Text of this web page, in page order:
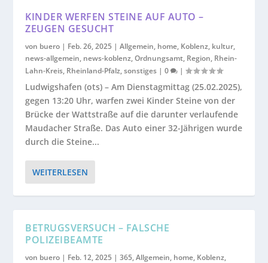
KINDER WERFEN STEINE AUF AUTO –
ZEUGEN GESUCHT
von buero | Feb. 26, 2025 |Allgemein, home, Koblenz, kultur,
news-allgemein, news-koblenz,Ordnungsamt, Region, Rhein-
Lahn-Kreis, Rheinland-Pfalz,sonstiges |0 |
Ludwigshafen (ots) – Am Dienstagmittag (25.02.2025),
gegen 13:20 Uhr, warfen zwei Kinder Steine von der
Brücke der Wattstraße auf die darunter verlaufende
Maudacher Straße. Das Auto einer 32-Jährigen wurde
durch die Steine...
WEITERLESEN
BETRUGSVERSUCH – FALSCHE
POLIZEIBEAMTE
von buero | Feb. 12, 2025 |365,Allgemein, home, Koblenz,